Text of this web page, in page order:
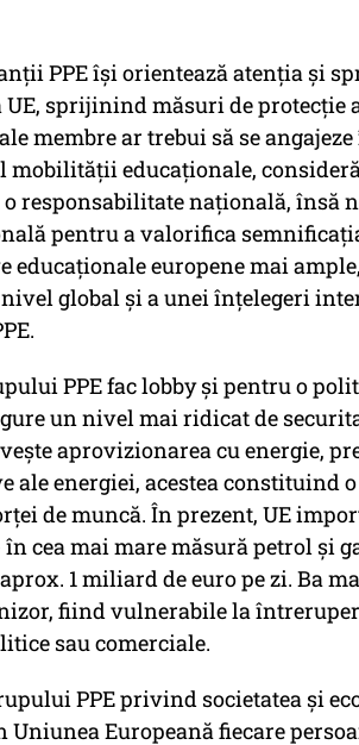
PPE își orientează atenția și
UE, sprijinind măsuri de
membre ar trebui să se
mobilității educaționale,
responsabilitate națională, însă
pentru a valorifica
educaționale europene mai
global și a unei înțelegeri
PPE fac lobby și pentru o
un nivel mai ridicat de
aprovizionarea cu energie,
ale energiei, acestea constituind
de muncă. În prezent, UE
cea mai mare măsură petrol și
1 miliard de euro pe zi. Ba
fiind vulnerabile la
sau comerciale.
PPE privind societatea şi
Uniunea Europeană fiecare